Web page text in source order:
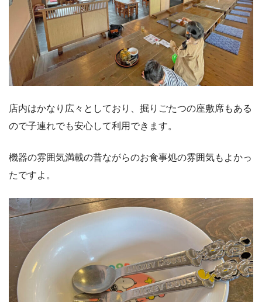
店内はかなり広々としており、掘りごたつの座敷席もある
ので子連れでも安心して利用できます。
機器の雰囲気満載の昔ながらのお食事処の雰囲気もよかっ
たですよ。